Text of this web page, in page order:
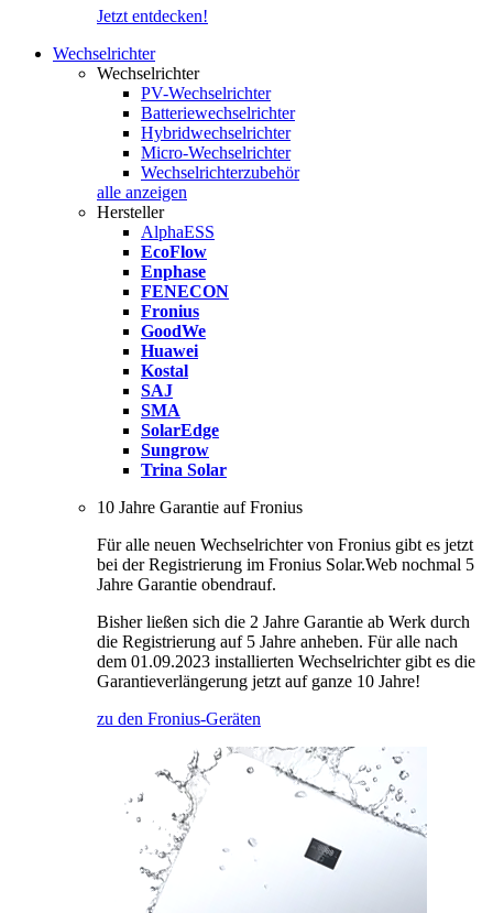
Jetzt entdecken!
Wechselrichter
Wechselrichter
PV-Wechselrichter
Batteriewechselrichter
Hybridwechselrichter
Micro-Wechselrichter
Wechselrichterzubehör
alle anzeigen
Hersteller
AlphaESS
EcoFlow
Enphase
FENECON
Fronius
GoodWe
Huawei
Kostal
SAJ
SMA
SolarEdge
Sungrow
Trina Solar
10 Jahre Garantie auf Fronius
Für alle neuen Wechselrichter von Fronius gibt es jetzt
bei der Registrierung im Fronius Solar.Web nochmal 5
Jahre Garantie obendrauf.
Bisher ließen sich die 2 Jahre Garantie ab Werk durch
die Registrierung auf 5 Jahre anheben. Für alle nach
dem 01.09.2023 installierten Wechselrichter gibt es die
Garantieverlängerung jetzt auf ganze 10 Jahre!
zu den Fronius-Geräten